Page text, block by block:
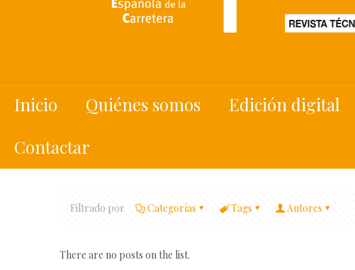
Inicio Quiénes somos Edición digital
Contactar
Filtrado por Categorías Tags Autores
There are no posts on the list.